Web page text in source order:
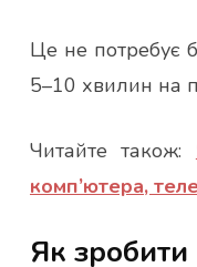
Це не потребує
5–10 хвилин на
Читайте також:
комп’ютера,
Як